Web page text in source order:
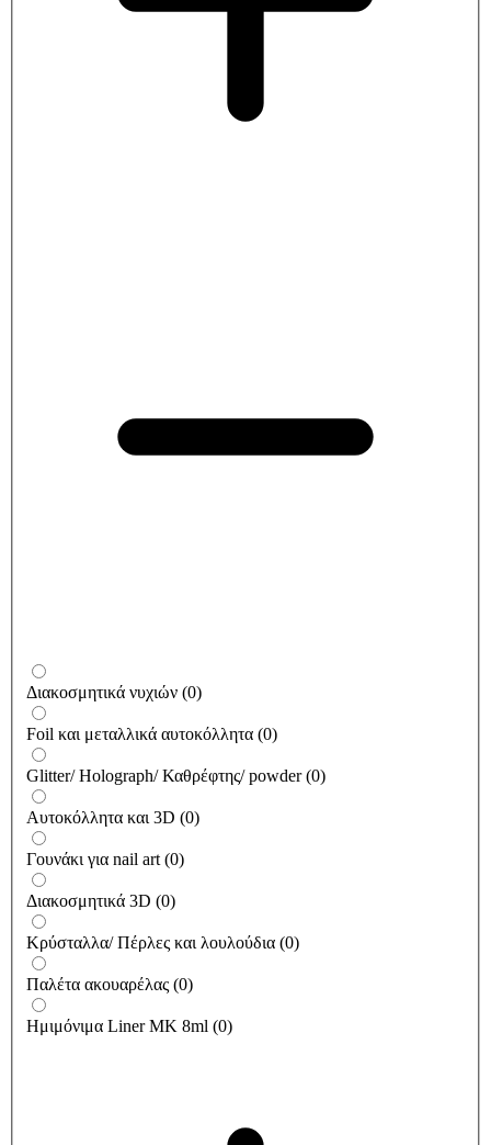
Διακοσμητικά νυχιών (0)
Foil και μεταλλικά αυτοκόλλητα (0)
Glitter/ Holograph/ Καθρέφτης/ powder (0)
Αυτοκόλλητα και 3D (0)
Γουνάκι για nail art (0)
Διακοσμητικά 3D (0)
Κρύσταλλα/ Πέρλες και λουλούδια (0)
Παλέτα ακουαρέλας (0)
Ημιμόνιμα Liner ΜΚ 8ml (0)